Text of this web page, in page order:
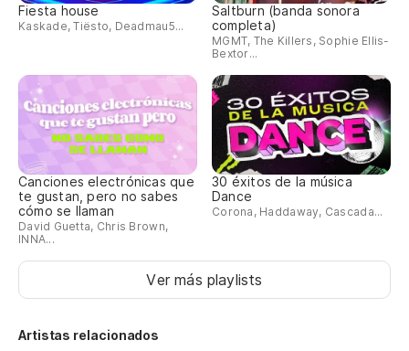
Fiesta house
Kaskade, Tiësto, Deadmau5...
Saltburn (banda sonora
completa)
MGMT, The Killers, Sophie Ellis-
Bextor...
Canciones electrónicas que
te gustan, pero no sabes
cómo se llaman
David Guetta, Chris Brown,
INNA...
30 éxitos de la música
Dance
Corona, Haddaway, Cascada...
Ver más playlists
Artistas relacionados